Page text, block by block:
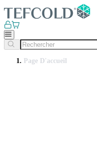
Page D'accueil